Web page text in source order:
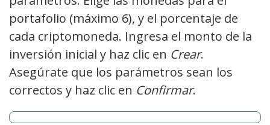
portafolio (máximo 6), y el porcentaje de
cada criptomoneda. Ingresa el monto de la
inversión inicial y haz clic en Crear.
Asegúrate que los parámetros sean los
correctos y haz clic en Confirmar.